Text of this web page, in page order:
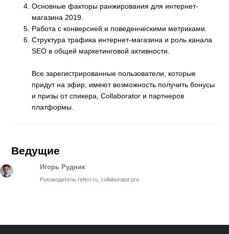
Основные факторы ранжирования для интернет-
магазина 2019.
Работа с конверсией и поведенческими метриками.
Структура трафика интернет-магазина и роль канала
SEO в общей маркетинговой активности.
Все зарегистрированные пользователи, которые
придут на эфир, имеют возможность получить бонусы
и призы от спикера, Collaborator и партнеров
платформы.
Ведущие
Игорь Рудник
Руководитель referr.ru, collaborator.pro